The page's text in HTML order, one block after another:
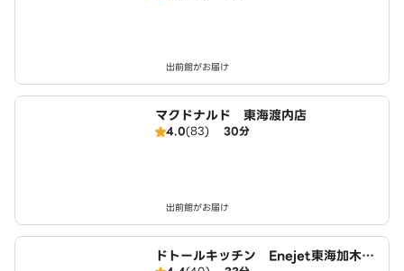
出前館がお届け
マクドナルド 東海渡内店
4.0(83) 30分
出前館がお届け
ドトールキッチン Enejet東海加木屋